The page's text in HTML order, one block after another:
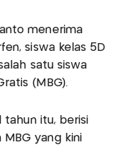
menerima
siswa kelas 5D
satu siswa
(MBG).
tahun itu, berisi
yang kini